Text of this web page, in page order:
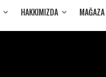
HAKKIMIZDA MAĞAZA